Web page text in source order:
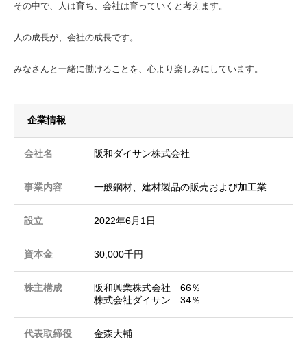
その中で、人は育ち、会社は育っていくと考えます。
人の成長が、会社の成長です。
みなさんと一緒に働けることを、心より楽しみにしています。
企業情報
会社名 阪和ダイサン株式会社
事業内容 一般鋼材、建材製品の販売および加工業
設立 2022年6月1日
資本金 30,000千円
株主構成
阪和興業株式会社 66％
株式会社ダイサン 34％
代表取締役 金森大輔